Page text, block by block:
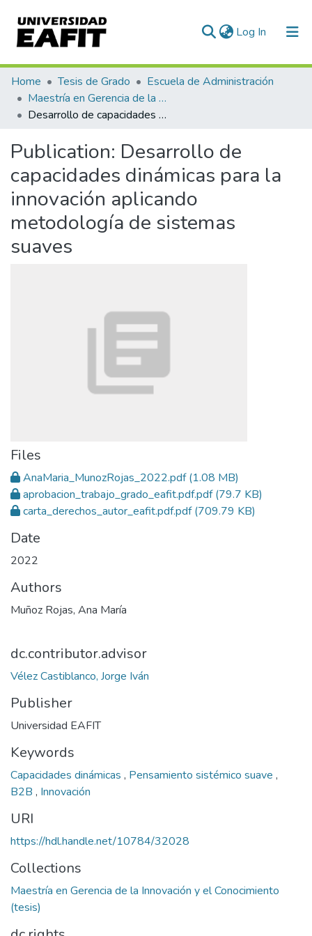
Log In (current)
Communities & Collections
All of DSpace
Home Tesis de Grado
Escuela de Administración
Maestría en Gerencia de la Innovación y el Conocimiento (tesis)
Desarrollo de capacidades dinámicas para la innovación aplicando metodología de sistemas suaves
Publication: Desarrollo de
capacidades dinámicas para la
innovación aplicando
metodología de sistemas
suaves
Files
AnaMaria_MunozRojas_2022.pdf(1.08 MB)
aprobacion_trabajo_grado_eafit.pdf.pdf(79.7 KB)
carta_derechos_autor_eafit.pdf.pdf(709.79 KB)
Date
2022
Authors
Muñoz Rojas, Ana María
dc.contributor.advisor
Vélez Castiblanco, Jorge Iván
Publisher
Universidad EAFIT
Keywords
Capacidades dinámicas , Pensamiento sistémico suave ,
B2B , Innovación
URI
https://hdl.handle.net/10784/32028
Collections
Maestría en Gerencia de la Innovación y el Conocimiento
(tesis)